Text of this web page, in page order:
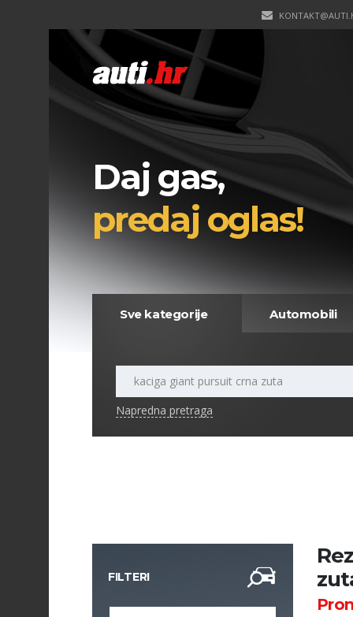
Daj gas,
predaj oglas!
Sve kategorije Automobili
Napredna pretraga
FILTERI